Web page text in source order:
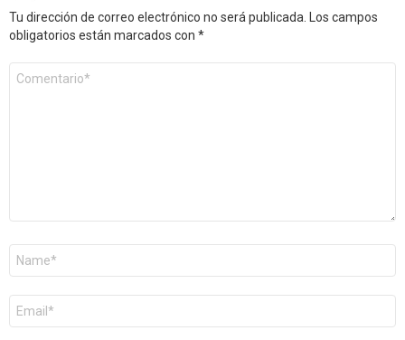
Tu dirección de correo electrónico no será publicada.
Los campos
obligatorios están marcados con *
Comentario
Nombre
Correo
electrónico
*